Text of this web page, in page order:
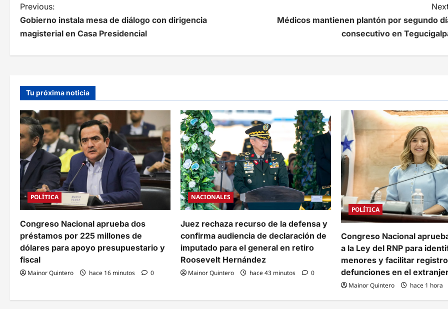
N
a
a
c
i
ó
n
d
e
e
n
t
r
Previous:
Gobierno instala mesa de diálogo con dirigencia
magisterial en Casa Presidencial
Médicos mantienen plantón por segundo
consecutivo en
Tu próxima noticia
POLÍTICA
Congreso Nacional aprueba dos
préstamos por 225 millones de
dólares para apoyo presupuestario y
fiscal
Mainor Quintero hace 16 minutos 0
NACIONALES
Juez rechaza recurso de la defensa y
confirma audiencia de declaración de
imputado para el general en retiro
Roosevelt Hernández
Mainor Quintero hace 43 minutos 0
POLÍTICA
Congreso Nacional
a la Ley del RNP para
menores y facilitar
defunciones en el
Mainor Quintero hace 1 hora